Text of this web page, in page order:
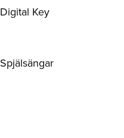
Digital Key
Spjälsängar